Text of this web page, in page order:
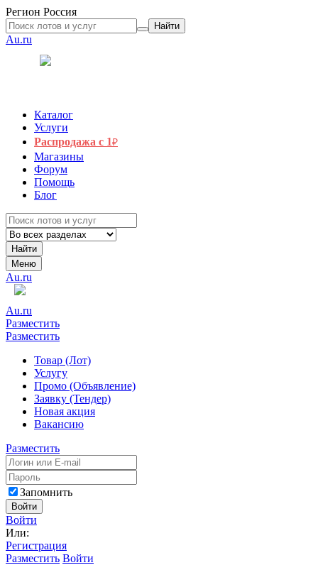
Регион Россия
Найти
Au.ru
Каталог
Услуги
Распродажа с 1₽
Магазины
Форум
Помощь
Блог
Найти
Меню
Au.ru
Au.ru
Разместить
Разместить
Товар (Лот)
Услугу
Промо (Объявление)
Заявку (Тендер)
Новая акция
Вакансию
Разместить
Запомнить
Войти
Войти
Или:
Регистрация
Разместить Войти